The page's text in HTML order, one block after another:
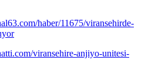
haber/11675/viransehirde-
viransehire-anjiyo-unitesi-